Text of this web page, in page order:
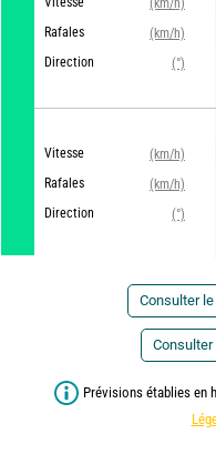
Rafales
(km/h)
Direction
(°)
Vitesse
(km/h)
Rafales
(km/h)
Direction
(°)
Consulter
Prévisions établies en